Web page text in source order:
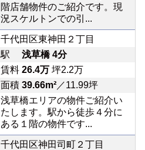
階店舗物件のご紹介です。現
況スケルトンでの引...
千代田区東神田２丁目
駅 浅草橋 4分
賃料 26.4万坪2.2万
面積 39.66m²／11.99坪
浅草橋エリアの物件ご紹介い
たします。駅から徒歩４分に
ある１階の物件です...
千代田区神田司町２丁目